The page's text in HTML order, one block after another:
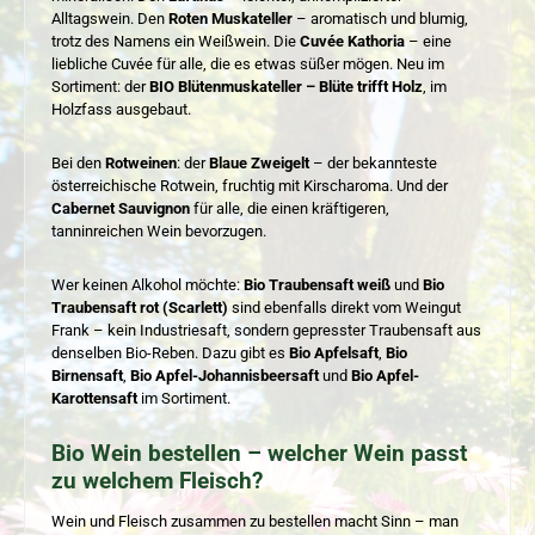
Alltagswein. Den Roten Muskateller – aromatisch und blumig,
trotz des Namens ein Weißwein. Die Cuvée Kathoria– eine
liebliche Cuvée für alle, die es etwas süßer mögen. Neu im
Sortiment: derBIO Blütenmuskateller – Blüte trifft Holz, im
Holzfass ausgebaut.
Bei den Rotweinen: derBlaue Zweigelt – der bekannteste
österreichische Rotwein, fruchtig mit Kirscharoma. Und der
Cabernet Sauvignon für alle, die einen kräftigeren,
tanninreichen Wein bevorzugen.
Wer keinen Alkohol möchte:Bio Traubensaft weiß und Bio
Traubensaft rot (Scarlett) sind ebenfalls direkt vom Weingut
Frank – kein Industriesaft, sondern gepresster Traubensaft aus
denselben Bio-Reben. Dazu gibt es Bio Apfelsaft Bio
Birnensaft, Bio Apfel-Johannisbeersaft und Bio Apfel-
Karottensaftim Sortiment.
Bio Wein bestellen – welcher Wein passt
zu welchem Fleisch?
Wein und Fleisch zusammen zu bestellen macht Sinn – man